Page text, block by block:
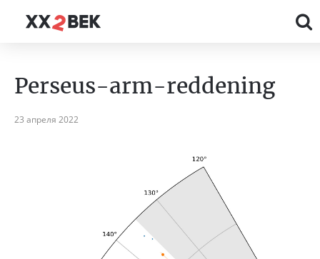
Perseus-arm-reddening
23 апреля 2022